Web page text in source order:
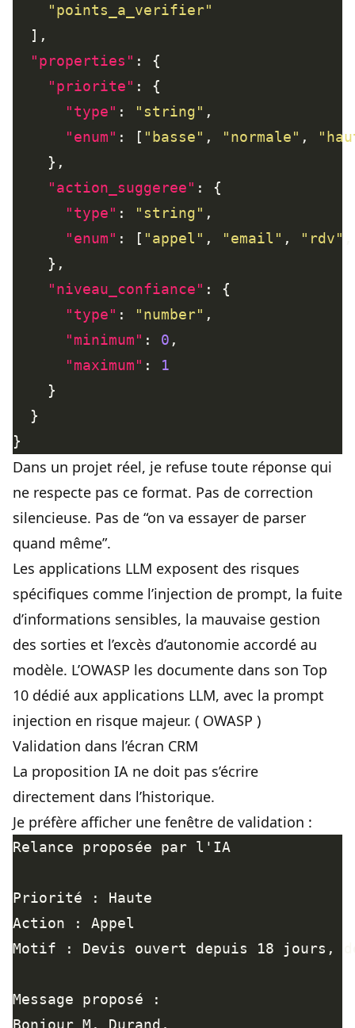
"points_a_verifier"
"properties"
"priorite"
"type" : "string"
"enum" : [ "basse" , "normale" ,
"action_suggeree"
"type" : "string"
"enum" : [ "appel" , "email" , "rdv"
"niveau_confiance"
"type" : "number"
"minimum" : 0
"maximum" : 1
Dans un projet réel, je refuse toute réponse qui
ne respecte pas ce format. Pas de correction
silencieuse. Pas de “on va essayer de parser
quand même”.
Les applications LLM exposent des risques
spécifiques comme l’injection de prompt, la fuite
d’informations sensibles, la mauvaise gestion
des sorties et l’excès d’autonomie accordé au
modèle. L’OWASP les documente dans son Top
10 dédié aux applications LLM, avec la prompt
injection en risque majeur. ( OWASP )
Validation dans l’écran CRM
La proposition IA ne doit pas s’écrire
directement dans l’historique.
Je préfère afficher une fenêtre de validation :